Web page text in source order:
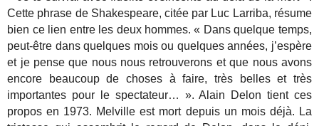
Cette phrase de Shakespeare, citée par Luc Larriba, résume
bien ce lien entre les deux hommes.« Dans quelque temps,
peut-être dans quelques mois ou quelques années, j’espère
et je pense que nous nous retrouverons et que nous avons
encore beaucoup de choses à faire, très belles et très
importantes pour le spectateur… ». Alain Delon tient ces
propos en 1973. Melville est mort depuis un mois déjà. La